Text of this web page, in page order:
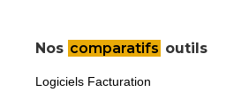
Nos comparatifs outils
Logiciels Facturation